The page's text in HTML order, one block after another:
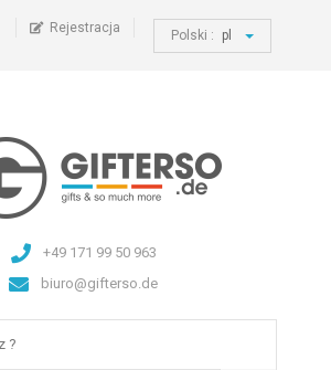
Rejestracja Polski : pl
+49 171 99 50 963
biuro@gifterso.de